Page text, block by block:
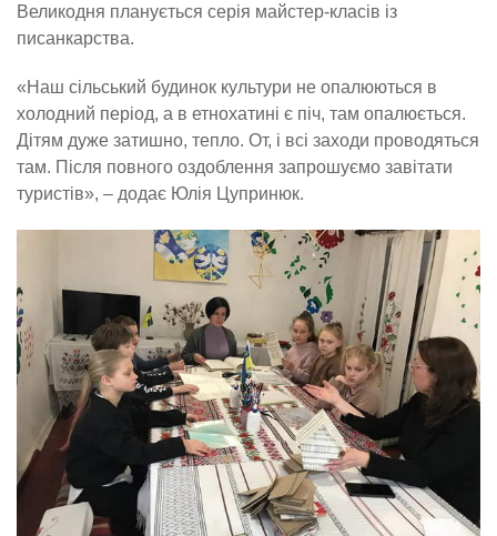
Великодня планується серія майстер-класів із
писанкарства.
«Наш сільський будинок культури не опалюються в
холодний період, а в етнохатині є піч, там опалюється.
Дітям дуже затишно, тепло. От, і всі заходи проводяться
там. Після повного оздоблення запрошуємо завітати
туристів», – додає Юлія Цупринюк.